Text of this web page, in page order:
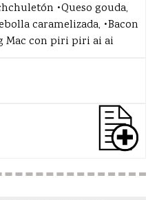
•Queso gouda,
caramelizada, •Bacon
Mac con piri piri ai ai